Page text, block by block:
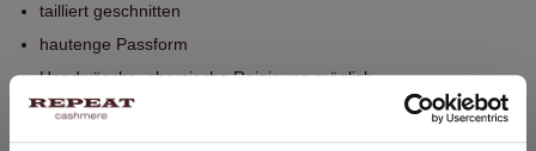
tailliert geschnitten
hautenge Passform
Handwäsche, chemische Reinigung möglich
100% Bio-Kaschmir (GOTS-zertifiziert)